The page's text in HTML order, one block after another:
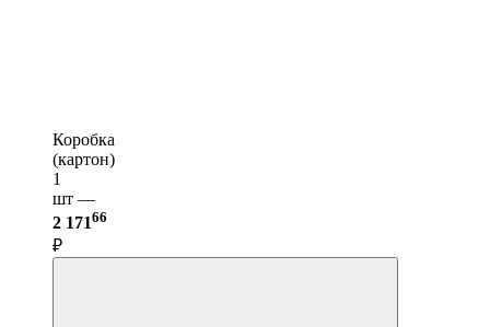
Коробка
(картон)
1
шт —
2 17166
₽